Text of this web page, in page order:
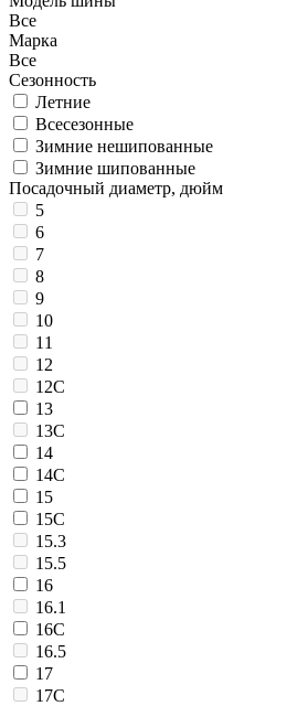
Все
Марка
Все
Сезонность
Летние
Всесезонные
Зимние нешипованные
Зимние шипованные
Посадочный диаметр, дюйм
5
6
7
8
9
10
11
12
12C
13
13C
14
14C
15
15C
15.3
15.5
16
16.1
16C
16.5
17
17C